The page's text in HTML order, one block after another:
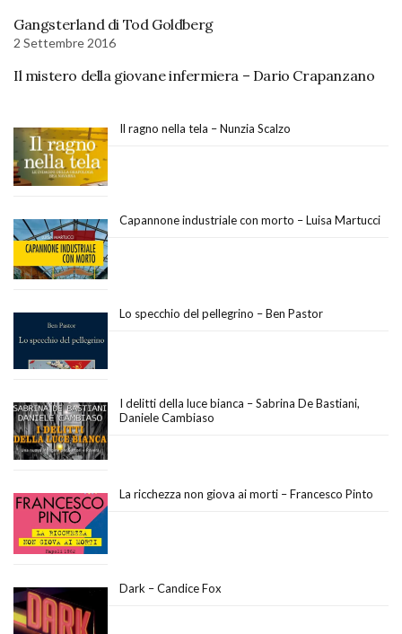
Gangsterland di Tod Goldberg
2 Settembre 2016
Il mistero della giovane infermiera – Dario Crapanzano
Il ragno nella tela – Nunzia Scalzo
Capannone industriale con morto – Luisa Martucci
Lo specchio del pellegrino – Ben Pastor
I delitti della luce bianca – Sabrina De Bastiani,
Daniele Cambiaso
La ricchezza non giova ai morti – Francesco Pinto
Dark – Candice Fox